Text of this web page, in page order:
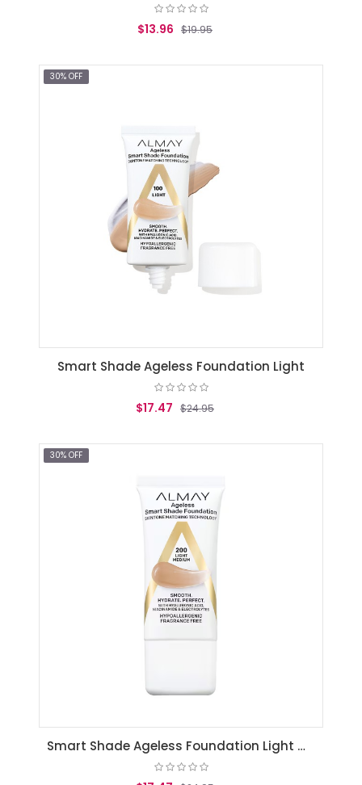
$13.96 $19.95
30% OFF
Smart Shade Ageless Foundation Light
$17.47 $24.95
30% OFF
Smart Shade Ageless Foundation Light Medium